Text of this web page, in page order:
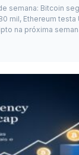
semana: Bitcoin
mil, Ethereum testa
na próxima